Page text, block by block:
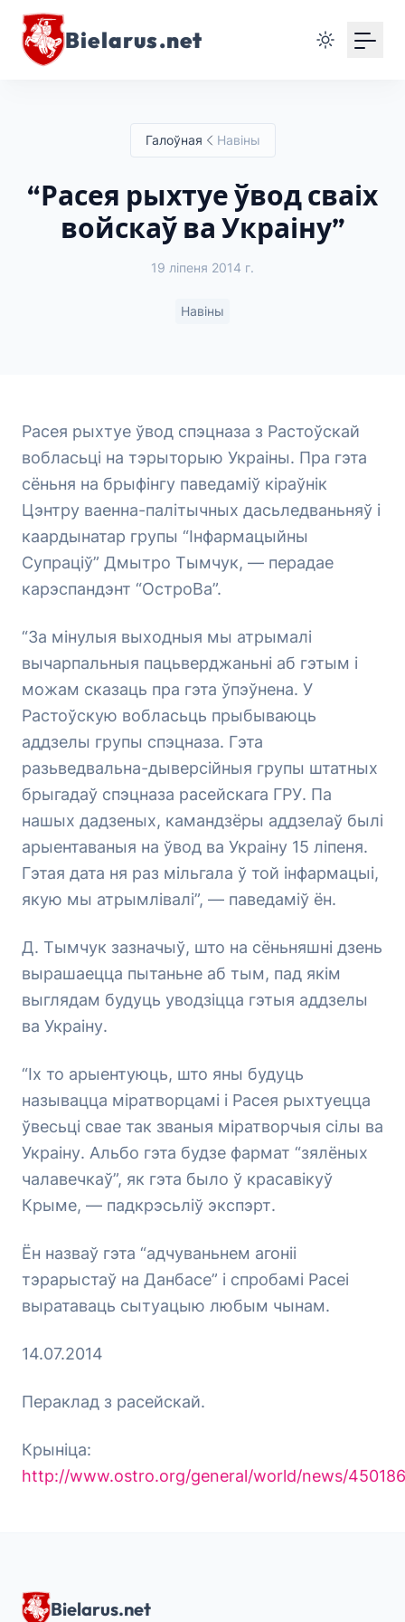
Bielarus.net
Галоўная Навіны
“Расея рыхтуе ўвод сваіх
войскаў ва Украіну”
19 ліпеня 2014 г.
Навіны
Расея рыхтуе ўвод спэцназа з Растоўскай
вобласьці на тэрыторыю Украіны. Пра гэта
сёньня на брыфінгу паведаміў кіраўнік
Цэнтру ваенна-палітычных дасьледваньняў і
каардынатар групы “Інфармацыйны
Супраціў” Дмытро Тымчук, — перадае
карэспандэнт “ОстроВа”.
“За мінулыя выходныя мы атрымалі
вычарпальныя пацьверджаньні аб гэтым і
можам сказаць пра гэта ўпэўнена. У
Растоўскую вобласьць прыбываюць
аддзелы групы спэцназа. Гэта
разьведвальна-дыверсійныя групы штатных
брыгадаў спэцназа расейскага ГРУ. Па
нашых дадзеных, камандзёры аддзелаў былі
арыентаваныя на ўвод ва Украіну 15 ліпеня.
Гэтая дата ня раз мільгала ў той інфармацыі,
якую мы атрымлівалі”, — паведаміў ён.
Д. Тымчук зазначыў, што на сёньняшні дзень
вырашаецца пытаньне аб тым, пад якім
выглядам будуць уводзіцца гэтыя аддзелы
ва Украіну.
“Іх то арыентуюць, што яны будуць
называцца міратворцамі і Расея рыхтуецца
ўвесьці свае так званыя міратворчыя сілы ва
Украіну. Альбо гэта будзе фармат “зялёных
чалавечкаў”, як гэта было ў красавікуў
Крыме, — падкрэсьліў экспэрт.
Ён назваў гэта “адчуваньнем агоніі
тэрарыстаў на Данбасе” і спробамі Расеі
выратаваць сытуацыю любым чынам.
14.07.2014
Пераклад з расейскай.
Крыніца:
http://www.ostro.org/general/world/news/
Bielarus.net